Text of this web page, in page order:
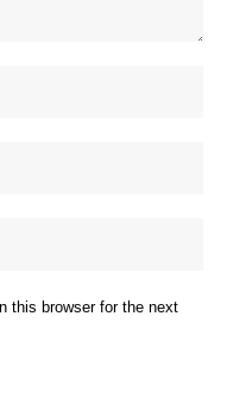
this browser for the next